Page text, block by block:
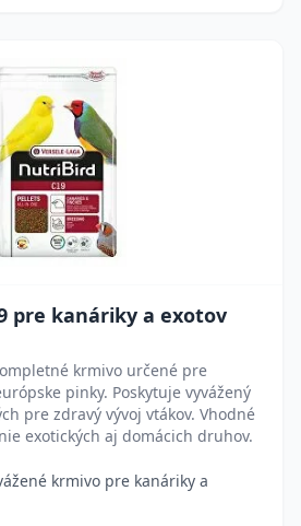
pre kanáriky a exotov
krmivo určené pre
pinky. Poskytuje vyvážený
pre zdravý vývoj vtákov. Vhodné
exotických aj domácich druhov.
krmivo pre kanáriky a